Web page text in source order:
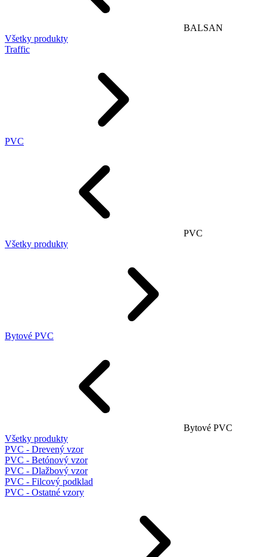
BALSAN
Všetky produkty
Traffic
PVC
PVC
Všetky produkty
Bytové PVC
Bytové PVC
Všetky produkty
PVC - Drevený vzor
PVC - Betónový vzor
PVC - Dlažbový vzor
PVC - Filcový podklad
PVC - Ostatné vzory